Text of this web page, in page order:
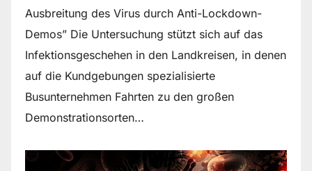
Ausbreitung des Virus durch Anti-Lockdown-
Demos” Die Untersuchung stützt sich auf das
Infektionsgeschehen in den Landkreisen, in denen
auf die Kundgebungen spezialisierte
Busunternehmen Fahrten zu den großen
Demonstrationsorten…